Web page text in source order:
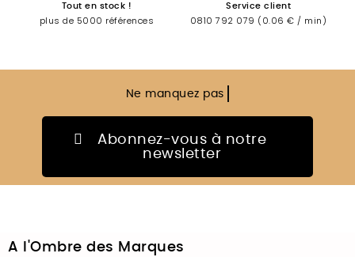
Tout en stock !
plus de 5000 références
Service client
0810 792 079 (0.06 € / min)
Ne manquez pas nos meilleurs prix
Abonnez-vous à notre
newsletter
A l'Ombre des Marques